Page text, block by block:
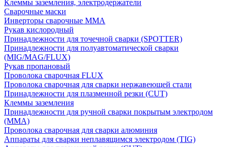
Клеммы заземления, электродержатели
Сварочные маски
Инверторы сварочные ММА
Рукав кислородный
Принадлежности для точечной сварки (SPOTTER)
Принадлежности для полуавтоматической сварки
(MIG/MAG/FLUX)
Рукав пропановый
Проволока сварочная FLUX
Проволока сварочная для сварки нержавеющей стали
Принадлежности для плазменной резки (CUT)
Клеммы заземления
Принадлежности для ручной сварки покрытым электродом
(MMA)
Проволока сварочная для сварки алюминия
Аппараты для сварки неплавящимся электродом (TIG)